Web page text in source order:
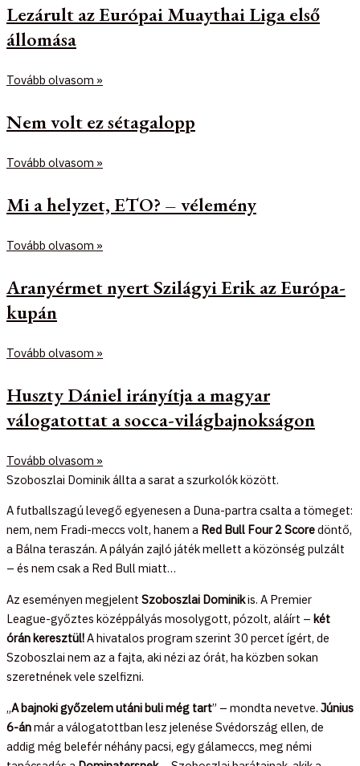
Lezárult az Európai Muaythai Liga első
állomása
Tovább olvasom »
Nem volt ez sétagalopp
Tovább olvasom »
Mi a helyzet, ETO? – vélemény
Tovább olvasom »
Aranyérmet nyert Szilágyi Erik az Európa-
kupán
Tovább olvasom »
Huszty Dániel irányítja a magyar
válogatottat a socca-világbajnokságon
Tovább olvasom »
Szoboszlai Dominik állta a sarat a szurkolók között.
A futballszagú levegő egyenesen a Duna-partra csalta a tömeget:
nem, nem Fradi-meccs volt, hanem a Red Bull Four 2 Scoredöntő,
a Bálna teraszán. A pályán zajló játék mellett a közönség pulzált
– és nem csak a Red Bull miatt…
Az eseményen megjelent Szoboszlai Dominikis. A Premier
League-győztes középpályás mosolygott, pózolt, aláírt – két
órán keresztül!A hivatalos program szerint 30 percet ígért, de
Szoboszlai nem az a fajta, aki nézi az órát, ha közben sokan
szeretnének vele szelfizni.
„A bajnoki győzelem utáni buli még tart” – mondta nevetve. Június
6-ánmár a válogatottban lesz jelenése Svédország ellen, de
addig még belefér néhány pacsi, egy gálameccs, meg némi